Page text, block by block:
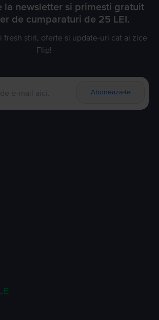
la newsletter si primesti gratuit
de cumparaturi de 25 LEI.
fresh stiri, oferte si update-uri cat ai zice
Flip!
Aboneaza-te